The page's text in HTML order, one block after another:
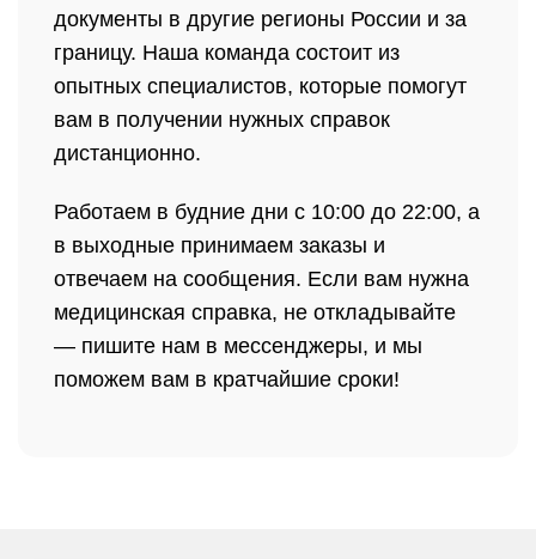
документы в другие регионы России и за
границу. Наша команда состоит из
опытных специалистов, которые помогут
вам в получении нужных справок
дистанционно.
Работаем в будние дни с 10:00 до 22:00, а
в выходные принимаем заказы и
отвечаем на сообщения. Если вам нужна
медицинская справка, не откладывайте
— пишите нам в мессенджеры, и мы
поможем вам в кратчайшие сроки!